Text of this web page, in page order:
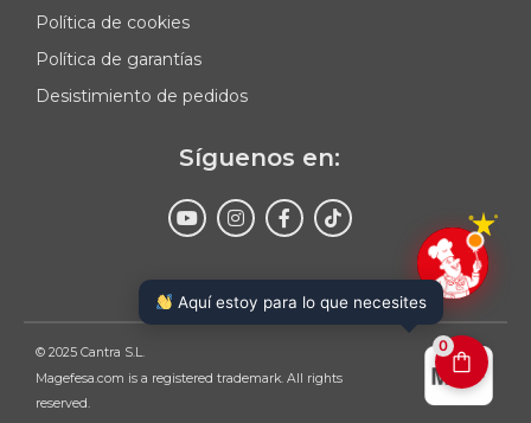
Política de cookies
Política de garantías
Desistimiento de pedidos
Síguenos en:
Enviar
© 2025 Cantra S.L.
Magefesa.com is a registered trademark. All rights
reserved.
0
Aquí estoy para lo que necesites